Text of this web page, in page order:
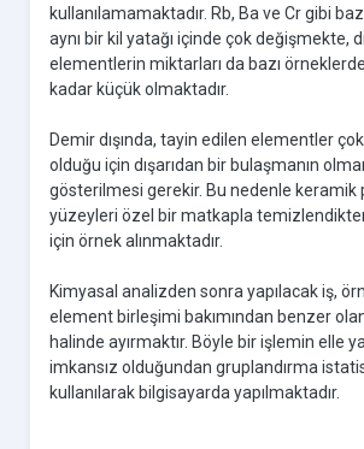
kullanılamamaktadır. Rb, Ba ve Cr gibi
aynı bir kil yatağı içinde çok değişmekte,
elementlerin miktarları da bazı
kadar küçük olmaktadır.
Demir dışında, tayin edilen elementler
olduğu için dışarıdan bir bulaşmanın
gösterilmesi gerekir. Bu nedenle keramik
yüzeyleri özel bir matkapla
için örnek alınmaktadır.
Kimyasal analizden sonra yapılacak iş,
element birleşimi bakımından benzer
halinde ayırmaktır. Böyle bir işlemin elle
imkansız olduğundan gruplandırma
kullanılarak bilgisayarda yapılmaktadır.